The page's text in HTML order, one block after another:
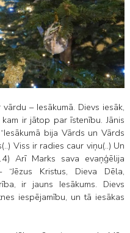
– Iesākumā. Dievs iesāk,
ir jātop par īstenību. Jānis
bija Vārds un Vārds
Viss ir radies caur viņu(..) Un
Arī Marks sava evaņģēlija
Kristus, Dieva Dēla,
ir jauns Iesākums. Dievs
iespējamību, un tā iesākas